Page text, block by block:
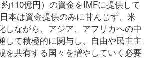
110億円）の資金をIMFに提供して
本は資金提供のみに甘んじず、米
しながら、アジア、アフリカへの中
して積極的に関与し、自由や民主主
を共有する国々を増やしていく必要